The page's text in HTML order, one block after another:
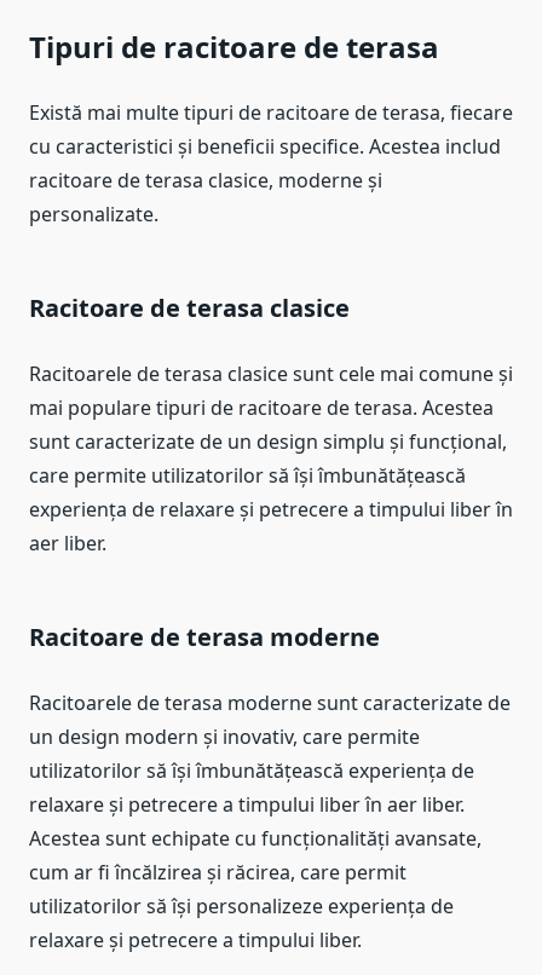
Tipuri de racitoare de terasa
Există mai multe tipuri de racitoare de terasa, fiecare
cu caracteristici și beneficii specifice. Acestea includ
racitoare de terasa clasice, moderne și
personalizate.
Racitoare de terasa clasice
Racitoarele de terasa clasice sunt cele mai comune și
mai populare tipuri de racitoare de terasa. Acestea
sunt caracterizate de un design simplu și funcțional,
care permite utilizatorilor să își îmbunătățească
experiența de relaxare și petrecere a timpului liber în
aer liber.
Racitoare de terasa moderne
Racitoarele de terasa moderne sunt caracterizate de
un design modern și inovativ, care permite
utilizatorilor să își îmbunătățească experiența de
relaxare și petrecere a timpului liber în aer liber.
Acestea sunt echipate cu funcționalități avansate,
cum ar fi încălzirea și răcirea, care permit
utilizatorilor să își personalizeze experiența de
relaxare și petrecere a timpului liber.